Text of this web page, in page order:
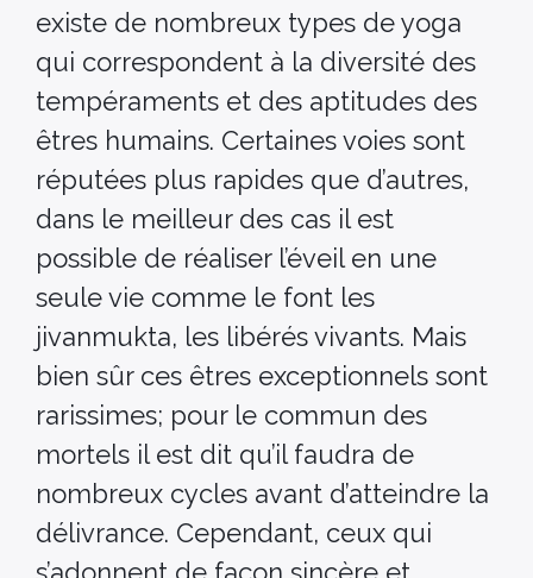
existe de nombreux types de yoga
qui correspondent à la diversité des
tempéraments et des aptitudes des
êtres humains. Certaines voies sont
réputées plus rapides que d’autres,
dans le meilleur des cas il est
possible de réaliser l’éveil en une
seule vie comme le font les
jivanmukta, les libérés vivants. Mais
bien sûr ces êtres exceptionnels sont
rarissimes; pour le commun des
mortels il est dit qu’il faudra de
nombreux cycles avant d’atteindre la
délivrance. Cependant, ceux qui
s’adonnent de façon sincère et